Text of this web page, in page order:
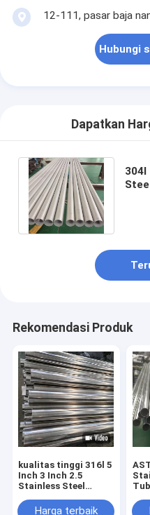
12-111, pasar baja
Hubungi
Dapatkan
304l
Rekomendasi Produk
kualitas tinggi 316l 5
Inch 3 Inch 2.5
Stainless Steel
SquareHarga terbaik